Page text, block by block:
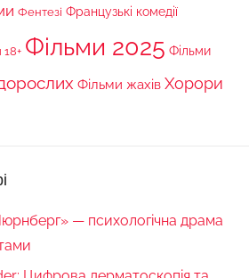
Фентезі Французькі комедії
18+ Фільми 2025 Фільми
Фільми жахів Хорори
— психологічна драма